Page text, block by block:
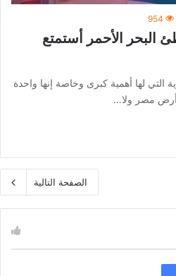
954
البحر الأحمر أستمتع
التي لها أهمية كبرى وخاصة إنها واحدة
أرض مصر ولا…
الصفحة التالية